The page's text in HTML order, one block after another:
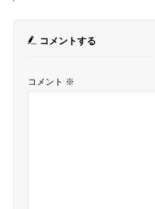
コメントする
コメント ※